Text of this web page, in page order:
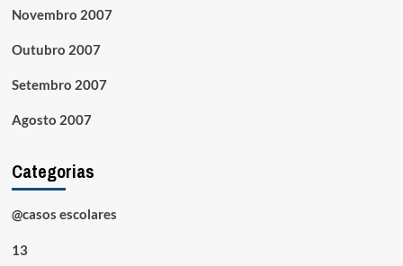
Novembro 2007
Outubro 2007
Setembro 2007
Agosto 2007
Categorias
@casos escolares
13